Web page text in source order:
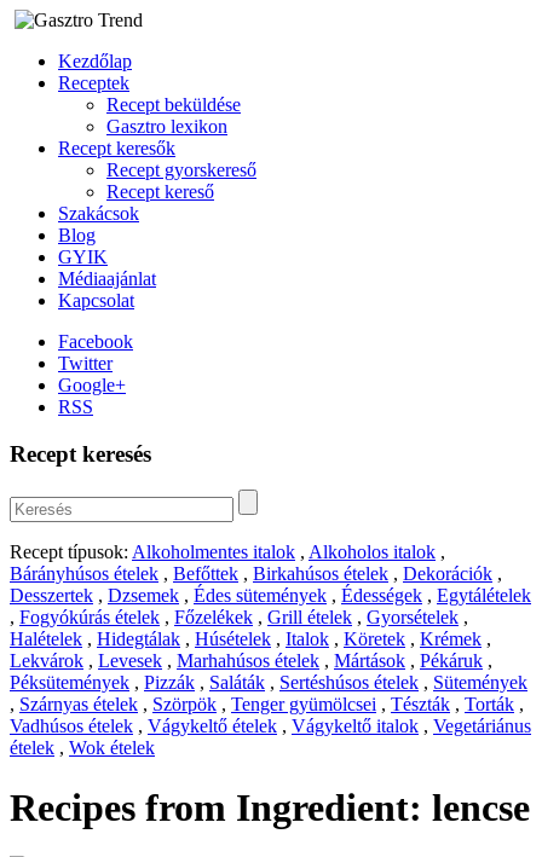
Kezdőlap
Receptek
Recept beküldése
Gasztro lexikon
Recept keresők
Recept gyorskereső
Recept kereső
Szakácsok
Blog
GYIK
Médiaajánlat
Kapcsolat
Facebook
Twitter
Google+
RSS
Recept keresés
Recept típusok: Alkoholmentes italok , Alkoholos italok ,
Bárányhúsos ételek , Befőttek , Birkahúsos ételek , Dekorációk ,
Desszertek , Dzsemek , Édes sütemények , Édességek , Egytálételek
, Fogyókúrás ételek , Főzelékek , Grill ételek , Gyorsételek ,
Halételek , Hidegtálak , Húsételek , Italok , Köretek , Krémek ,
Lekvárok , Levesek , Marhahúsos ételek , Mártások , Pékáruk ,
Péksütemények , Pizzák , Saláták , Sertéshúsos ételek , Sütemények
, Szárnyas ételek , Szörpök , Tenger gyümölcsei , Tészták , Torták ,
Vadhúsos ételek , Vágykeltő ételek , Vágykeltő italok , Vegetáriánus
ételek , Wok ételek
Recipes from Ingredient: lencse